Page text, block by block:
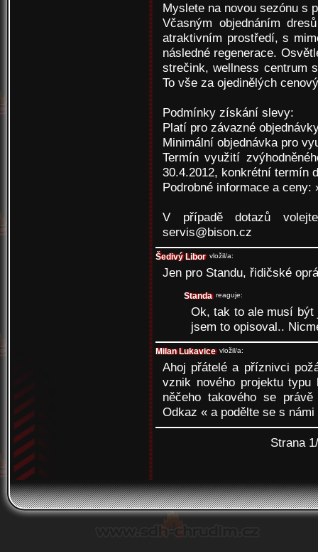
Myslete na novou sezónu s
Včasným objednáním
atraktivním prostředí, s
následné regenerace.
strečink, wellness centrum
To vše za ojedinělých
Podmínky získání slevy:
Platí pro závazné
Minimální objednávka pro
Termín využití
30.4.2012, konkrétní termín
Podrobné informace a ceny:
V případě dotazů
servis@bison.cz
Šedivý Libor vložil/a:
Jen pro Standu, řidičské
Standa reaguje:
Ok, tak to ale musí být
jsem to opisoval..
Milan Lukavice vložil/a:
Ahoj přátelé a příznivci
vznik nového projektu
něčeho takového se
Odkaz « a podělte se s
Strana